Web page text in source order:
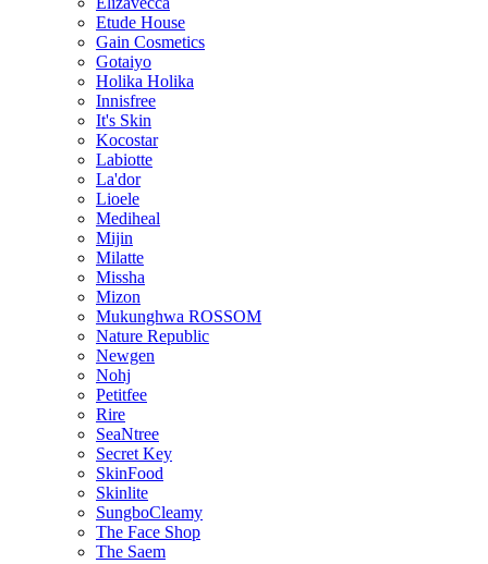
Etude House
Gain Cosmetics
Gotaiyo
Holika Holika
Innisfree
It's Skin
Kocostar
Labiotte
La'dor
Lioele
Mediheal
Mijin
Milatte
Missha
Mizon
Mukunghwa ROSSOM
Nature Republic
Newgen
Nohj
Petitfee
Rire
SeaNtree
Secret Key
SkinFood
Skinlite
SungboCleamy
The Face Shop
The Saem